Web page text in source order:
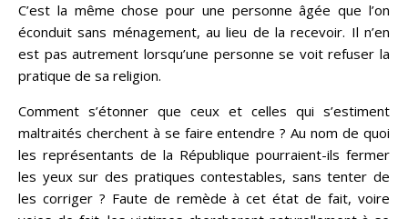
C’est la même chose pour une personne âgée que l’on
éconduit sans ménagement, au lieu de la recevoir. Il n’en
est pas autrement lorsqu’une personne se voit refuser la
pratique de sa religion.
Comment s’étonner que ceux et celles qui s’estiment
maltraités cherchent à se faire entendre ? Au nom de quoi
les représentants de la République pourraient-ils fermer
les yeux sur des pratiques contestables, sans tenter de
les corriger ? Faute de remède à cet état de fait, voire